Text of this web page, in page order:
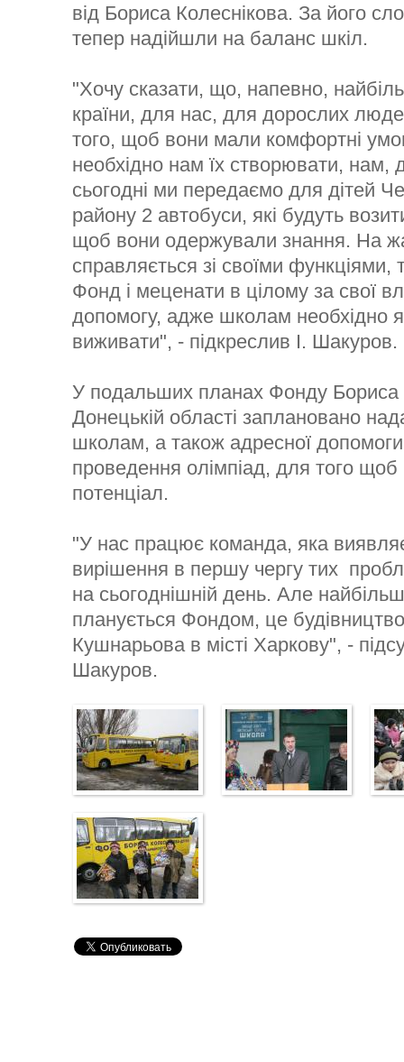
від Бориса Колеснікова. За його
тепер надійшли на баланс шкіл.
"Хочу сказати, що, напевно,
країни, для нас, для дорослих
того, щоб вони мали комфортні
необхідно нам їх створювати, нам,
сьогодні ми передаємо для дітей
району 2 автобуси, які будуть
щоб вони одержували знання. На
справляється зі своїми функціями,
Фонд і меценати в цілому за свої
допомогу, адже школам необхідно
виживати", - підкреслив І. Шакуров.
У подальших планах Фонду Бориса
Донецькій області заплановано
школам, а також адресної
проведення олімпіад, для того
потенціал.
"У нас працює команда, яка
вирішення в першу чергу тих
на сьогоднішній день. Але
планується Фондом, це будівництво
Кушнарьова в місті Харкову", -
Шакуров.